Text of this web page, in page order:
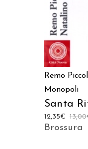
Remo
Monopoli
Santa
13,00
12,35€
Brossura